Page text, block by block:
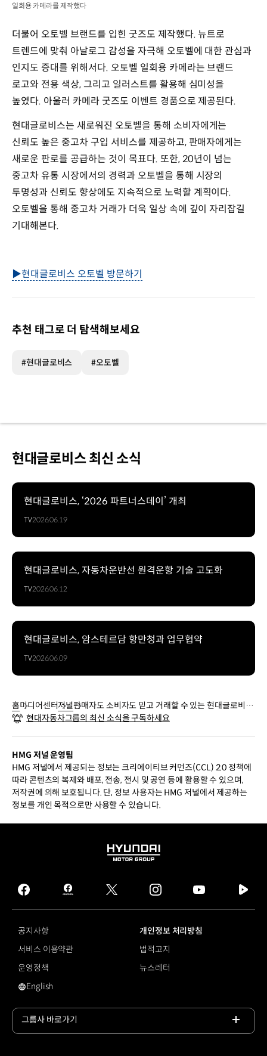
일회용 카메라를 제작했다
더불어 오토벨 브랜드를 입힌 굿즈도 제작했다. 뉴트로
트렌드에 맞춰 아날로그 감성을 자극해 오토벨에 대한 관심과
인지도 증대를 위해서다. 오토벨 일회용 카메라는 브랜드
로고와 전용 색상, 그리고 일러스트를 활용해 심미성을
높였다. 아울러 카메라 굿즈도 이벤트 경품으로 제공된다.
현대글로비스는 새로워진 오토벨을 통해 소비자에게는
신뢰도 높은 중고차 구입 서비스를 제공하고, 판매자에게는
새로운 판로를 공급하는 것이 목표다. 또한, 20년이 넘는
중고차 유통 시장에서의 경력과 오토벨을 통해 시장의
투명성과 신뢰도 향상에도 지속적으로 노력할 계획이다.
오토벨을 통해 중고차 거래가 더욱 일상 속에 깊이 자리잡길
기대해본다.
▶현대글로비스 오토벨 방문하기
추천 태그로 더 탐색해보세요
#현대글로비스 #오토벨
현대글로비스 최신 소식
현대글로비스, ‘2026 파트너스데이’ 개최
TV2026.06.19
현대글로비스, 자동차운반선 원격운항 기술 고도화
TV2026.06.12
현대글로비스, 암스테르담 항만청과 업무협약
TV2026.06.09
홈미디어센터저널판매자도 소비자도 믿고 거래할 수 있는 현대글로비스
의 신규 중고차 거래 플랫폼 ‘오토벨’
현대자동차그룹의 최신 소식을 구독하세요
HMG 저널 운영팀
HMG 저널에서 제공되는 정보는 크리에이티브 커먼즈(CCL) 2.0 정책에
따라 콘텐츠의 복제와 배포, 전송, 전시 및 공연 등에 활용할 수 있으며,
저작권에 의해 보호됩니다. 단, 정보 사용자는 HMG 저널에서 제공하는
정보를 개인 목적으로만 사용할 수 있습니다.
HYUNDAI
GROUP
facebook
hmg
journal
twitter instagram
tv
공지사항
개인정보 처리방침
서비스 이용약관
법적고지
운영정책
뉴스레터
영문 사이트로 이동
English
그룹사 바로가기